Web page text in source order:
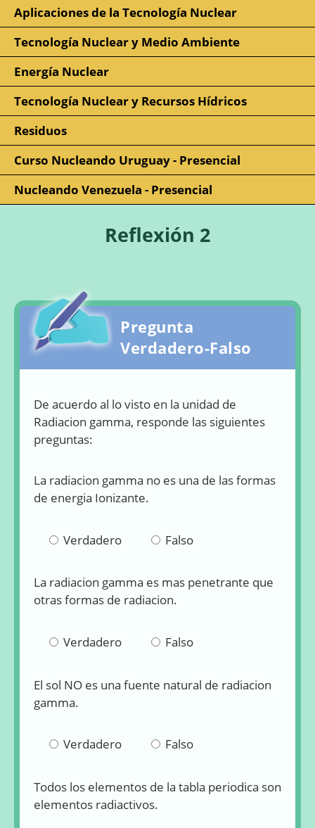
Aplicaciones de la Tecnología Nuclear
Tecnología Nuclear y Medio Ambiente
Energía Nuclear
Tecnología Nuclear y Recursos Hídricos
Residuos
Curso Nucleando Uruguay - Presencial
Nucleando Venezuela - Presencial
Reflexión 2
Pregunta
Verdadero-Falso
De acuerdo al lo visto en la unidad de
Radiacion gamma, responde las siguientes
preguntas:
Pregunta 1
La radiacion gamma no es una de las formas
de energia Ionizante.
Verdadero Falso
Pregunta 2
La radiacion gamma es mas penetrante que
otras formas de radiacion.
Verdadero Falso
Pregunta 3
El sol NO es una fuente natural de radiacion
gamma.
Verdadero Falso
Pregunta 4
Todos los elementos de la tabla periodica son
elementos radiactivos.